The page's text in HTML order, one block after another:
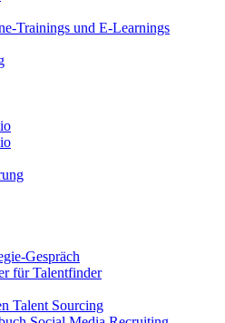
Trainings und E-Learnings
Gespräch
für Talentfinder
Talent Sourcing